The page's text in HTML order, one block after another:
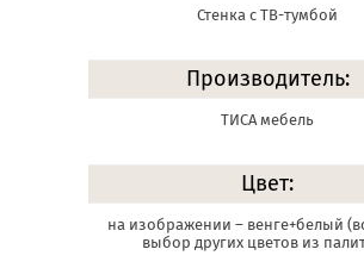
Стенка с ТВ-тумбой
Производитель:
ТИСА мебель
Цвет:
на изображении – венге+белый
выбор других цветов из